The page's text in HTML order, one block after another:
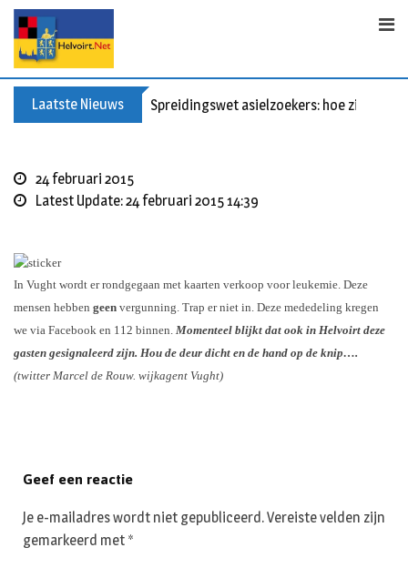
Skip
content
Laatste Nieuws Spreidingswet asielzoekers: hoe zit dat?
24 februari 2015
Latest Update: 24 februari 2015 14:39
In ‪‎Vught wordt er rondgegaan met kaarten verkoop voor leukemie. Deze
mensen hebben geen vergunning. Trap er niet in. Deze mededeling kregen
we via Facebook en 112 binnen. Momenteel blijkt dat ook in Helvoirt deze
gasten gesignaleerd zijn. Hou de deur dicht en de hand op de knip….
(twitter Marcel de Rouw. wijkagent Vught)
Geef een reactie
Je e-mailadres wordt niet gepubliceerd.Vereiste velden zijn
gemarkeerd met *